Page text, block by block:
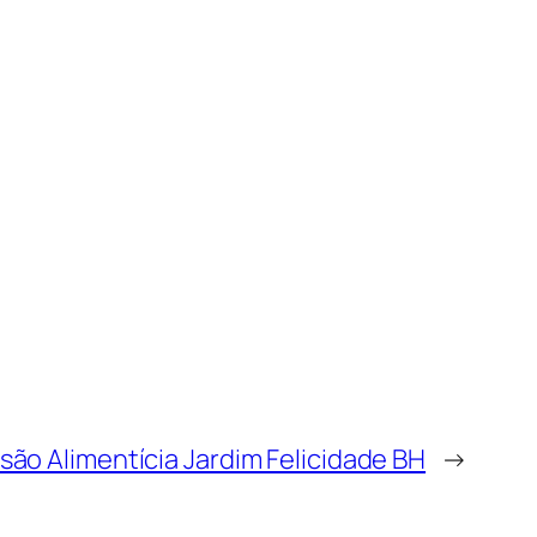
Alimentícia Jardim Felicidade BH →